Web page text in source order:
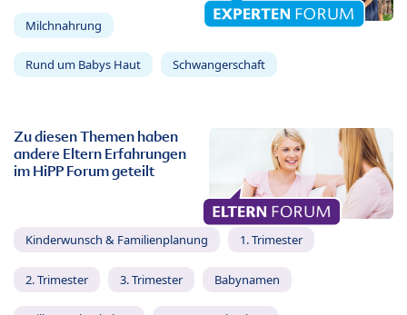
Milchnahrung
Rund um Babys Haut Schwangerschaft
Zu diesen Themen haben
andere Eltern Erfahrungen
im HiPP Forum geteilt
Kinderwunsch & Familienplanung 1. Trimester
2. Trimester 3. Trimester Babynamen